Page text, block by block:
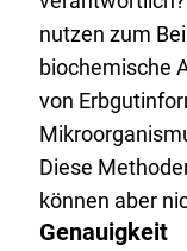
nutzen zum
biochemische
von
Diese
können aber
Genauigkeit